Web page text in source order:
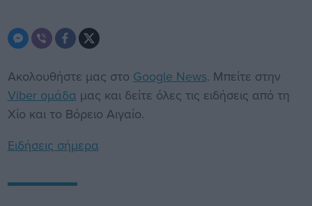
Ακολουθήστε μας στο Google News. Μπείτε στην
Viber ομάδα μας και δείτε όλες τις ειδήσεις από τη
Χίο και το Βόρειο Αιγαίο.
Ειδήσεις σήμερα